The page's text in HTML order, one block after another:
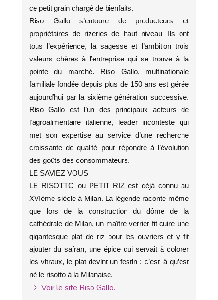
ce petit grain chargé de bienfaits.
Riso Gallo s’entoure de producteurs et
propriétaires de rizeries de haut niveau. Ils ont
tous l’expérience, la sagesse et l’ambition trois
valeurs chères à l’entreprise qui se trouve à la
pointe du marché. Riso Gallo, multinationale
familiale fondée depuis plus de 150 ans est gérée
aujourd’hui par la sixième génération successive.
Riso Gallo est l’un des principaux acteurs de
l’agroalimentaire italienne, leader incontesté qui
met son expertise au service d’une recherche
croissante de qualité pour répondre à l’évolution
des goûts des consommateurs.
LE SAVIEZ VOUS :
LE RISOTTO ou PETIT RIZ est déjà connu au
XVIème siècle à Milan. La légende raconte même
que lors de la construction du dôme de la
cathédrale de Milan, un maître verrier fit cuire une
gigantesque plat de riz pour les ouvriers et y fit
ajouter du safran, une épice qui servait à colorer
les vitraux, le plat devint un festin : c’est là qu’est
né le risotto à la Milanaise.
Voir le site Riso Gallo.